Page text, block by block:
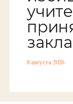
8 августа 2026